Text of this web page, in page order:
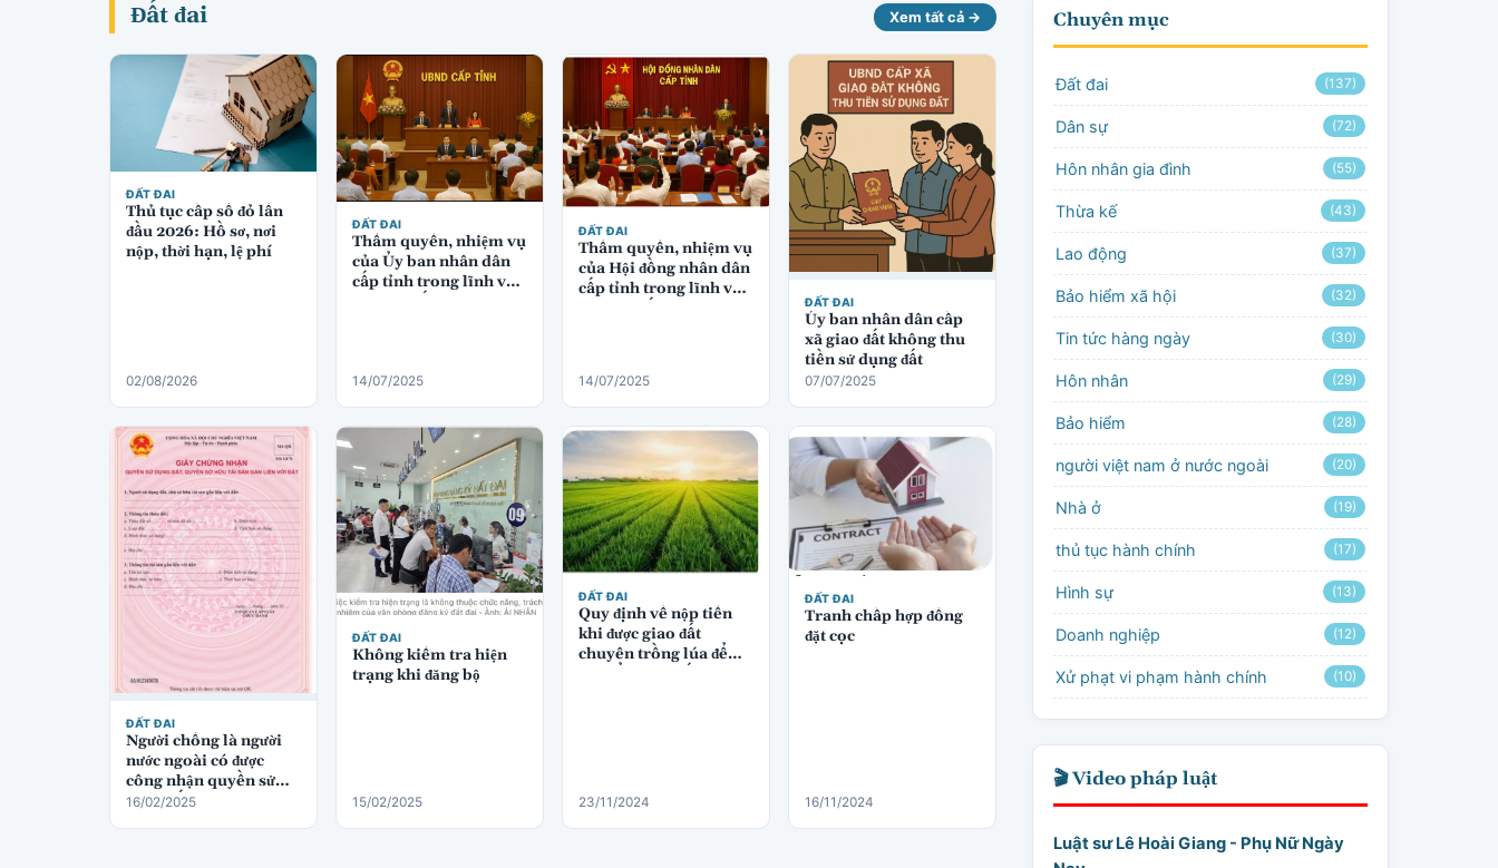
Đất đai Xem tất cả →
ĐẤT ĐAI
Thủ tục cấp sổ đỏ lần
đầu 2026: Hồ sơ, nơi
nộp, thời hạn, lệ phí
02/08/2026
ĐẤT ĐAI
Thẩm quyền, nhiệm vụ
của Ủy ban nhân dân
cấp tỉnh trong lĩnh vực
14/07/2025
ĐẤT ĐAI
Thẩm quyền, nhiệm vụ
của Hội đồng nhân dân
cấp tỉnh trong lĩnh vực
14/07/2025
ĐẤT ĐAI
Ủy ban nhân dân cấp
xã giao đất không thu
tiền sử dụng đất
07/07/2025
ĐẤT ĐAI
Người chồng là người
nước ngoài có được
công nhận quyền sử
dụng đất không?
16/02/2025
ĐẤT ĐAI
Không kiểm tra hiện
trạng khi đăng bộ
15/02/2025
ĐẤT ĐAI
Quy định về nộp tiền
khi được giao đất
chuyên trồng lúa để
23/11/2024
ĐẤT ĐAI
Tranh chấp hợp đồng
đặt cọc
16/11/2024
Chuyên mục
Đất đai (137)
Dân sự (72)
Hôn nhân gia đình (55)
Thừa kế (43)
Lao động (37)
Bảo hiểm xã hội (32)
Tin tức hàng ngày (30)
Hôn nhân (29)
Bảo hiểm (28)
người việt nam ở nước ngoài (20)
Nhà ở (19)
thủ tục hành chính (17)
Hình sự (13)
Doanh nghiệp (12)
Xử phạt vi phạm hành chính (10)
🎬 Video pháp luật
Luật sư Lê Hoài Giang - Phụ Nữ Ngày